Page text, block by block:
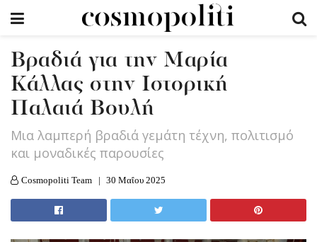
Βραδιά για την Μαρία
Κάλλας στην Ιστορική
Παλαιά Βουλή
Μια λαμπερή βραδιά γεμάτη τέχνη, πολιτισμό
και μοναδικές παρουσίες
Cosmopoliti Team 30 Μαΐου 2025